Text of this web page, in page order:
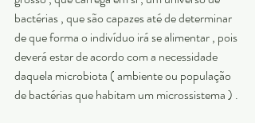
bactérias , que são capazes até de determinar
de que forma o indivíduo irá se alimentar , pois
deverá estar de acordo com a necessidade
daquela microbiota ( ambiente ou população
de bactérias que habitam um microssistema ) .